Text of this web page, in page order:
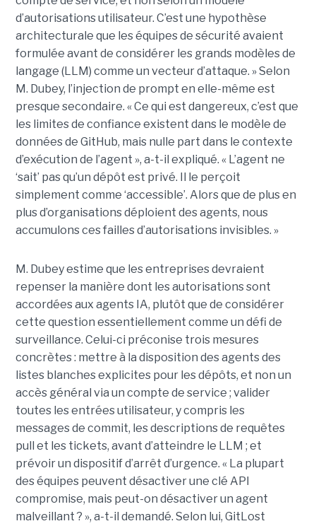
d’autorisations utilisateur. C’est une hypothèse
architecturale que les équipes de sécurité avaient
formulée avant de considérer les grands modèles de
langage (LLM) comme un vecteur d’attaque. » Selon
M. Dubey, l’injection de prompt en elle-même est
presque secondaire. « Ce qui est dangereux, c’est que
les limites de confiance existent dans le modèle de
données de GitHub, mais nulle part dans le contexte
d’exécution de l’agent », a-t-il expliqué. « L’agent ne
‘sait’ pas qu’un dépôt est privé. Il le perçoit
simplement comme ‘accessible’. Alors que de plus en
plus d’organisations déploient des agents, nous
accumulons ces failles d’autorisations invisibles. »
M. Dubey estime que les entreprises devraient
repenser la manière dont les autorisations sont
accordées aux agents IA, plutôt que de considérer
cette question essentiellement comme un défi de
surveillance. Celui-ci préconise trois mesures
concrètes : mettre à la disposition des agents des
listes blanches explicites pour les dépôts, et non un
accès général via un compte de service ; valider
toutes les entrées utilisateur, y compris les
messages de commit, les descriptions de requêtes
pull et les tickets, avant d’atteindre le LLM ; et
prévoir un dispositif d’arrêt d’urgence. « La plupart
des équipes peuvent désactiver une clé API
compromise, mais peut-on désactiver un agent
malveillant ? », a-t-il demandé. Selon lui, GitLost